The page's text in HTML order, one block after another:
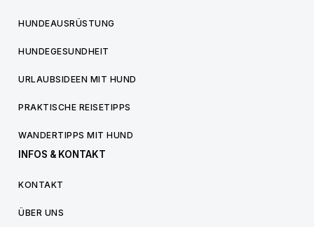
HUNDEAUSRÜSTUNG
HUNDEGESUNDHEIT
URLAUBSIDEEN MIT HUND
PRAKTISCHE REISETIPPS
WANDERTIPPS MIT HUND
INFOS & KONTAKT
KONTAKT
ÜBER UNS